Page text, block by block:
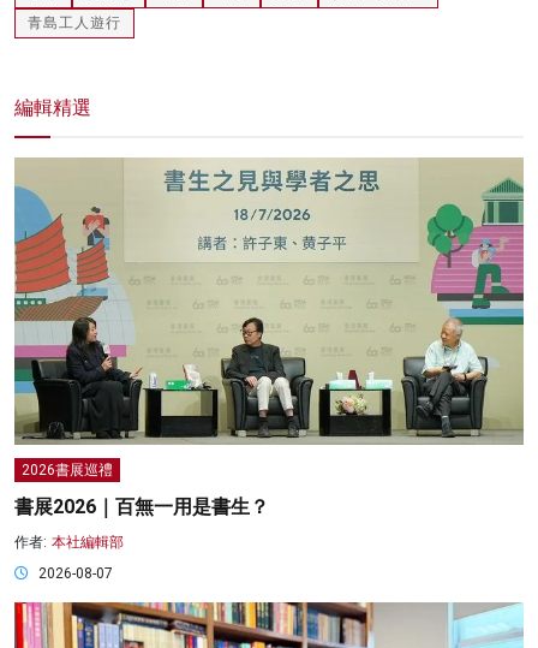
青島工人遊行
編輯精選
2026書展巡禮
書展2026｜百無一用是書生？
作者: 本社編輯部
2026-08-07